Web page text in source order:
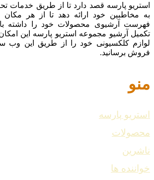
استریو پارسه قصد دارد تا از طریق خدمات
به مخاطبین خود ارائه دهد تا از هر
فهرست آرشیوی محصولات خود را داشته
تکمیل آرشیو مجموعه استریو پارسه این
لوازم کلکسیونی خود را از طریق این وب
فروش برسانید.
منو
استریو پارسه
محصولات
ناشرین
خواننده ها